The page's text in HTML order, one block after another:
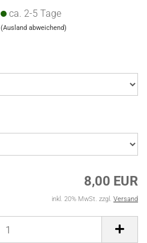
ca. 2-5 Tage
(Ausland abweichend)
8,00 EUR
inkl. 20% MwSt. zzgl. Versand